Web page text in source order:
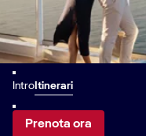
Intro Itinerari
Prenota ora